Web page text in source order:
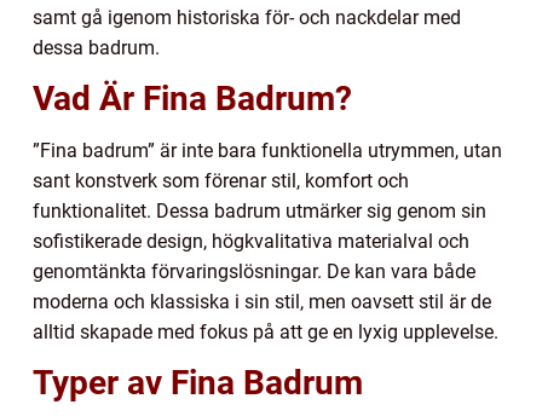
samt gå igenom historiska för- och nackdelar med
dessa badrum.
Vad Är Fina Badrum?
”Fina badrum” är inte bara funktionella utrymmen, utan
sant konstverk som förenar stil, komfort och
funktionalitet. Dessa badrum utmärker sig genom sin
sofistikerade design, högkvalitativa materialval och
genomtänkta förvaringslösningar. De kan vara både
moderna och klassiska i sin stil, men oavsett stil är de
alltid skapade med fokus på att ge en lyxig upplevelse.
Typer av Fina Badrum